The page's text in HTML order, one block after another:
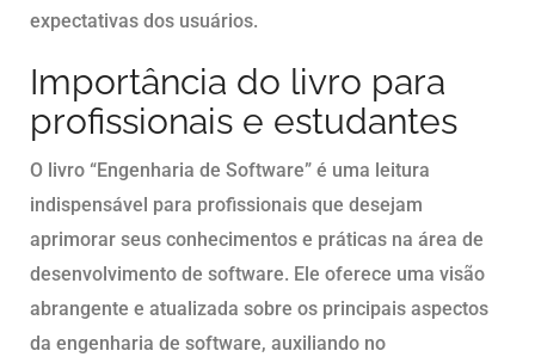
expectativas dos usuários.
Importância do livro para
profissionais e estudantes
O livro “Engenharia de Software” é uma leitura
indispensável para profissionais que desejam
aprimorar seus conhecimentos e práticas na área de
desenvolvimento de software. Ele oferece uma visão
abrangente e atualizada sobre os principais aspectos
da engenharia de software, auxiliando no